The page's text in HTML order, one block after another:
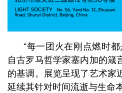
“每一团火在刚点燃时
自古罗马哲学家塞内加的箴
的基调。展览呈现了艺术家
延续其针对时间流逝与生命